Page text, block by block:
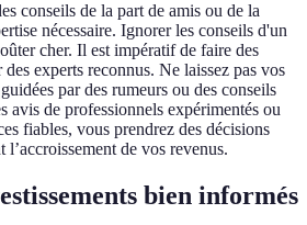
conseils de la part de amis ou de la
nécessaire. Ignorer les conseils d'un
cher. Il est impératif de faire des
experts reconnus. Ne laissez pas vos
par des rumeurs ou des conseils
avis de professionnels expérimentés ou
fiables, vous prendrez des décisions
de vos revenus.
bien informés